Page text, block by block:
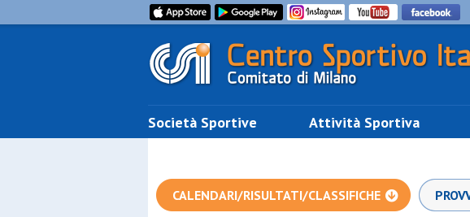
Società Sportive Attività Sportiva
CALENDARI/RISULTATI/CLASSIFICHE